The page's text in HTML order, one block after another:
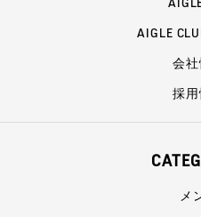
AIGLE
会
採
メ